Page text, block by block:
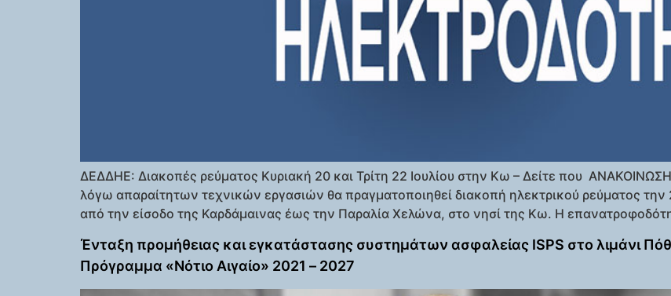
ΔΕΔΔΗΕ: Διακοπές ρεύματος Κυριακή 20 και Τρίτη 22 Ιουλίου στην Κω – Δείτε που
λόγω απαραίτητων τεχνικών εργασιών θα πραγματοποιηθεί διακοπή ηλεκτρικού ρεύματος
από την είσοδο της Καρδάμαινας έως την Παραλία Χελώνα, στο νησί της Κω. Η
Ένταξη προμήθειας και εγκατάστασης συστημάτων ασφαλείας ISPS στο λιμάνι
Πρόγραμμα «Νότιο Αιγαίο» 2021 – 2027